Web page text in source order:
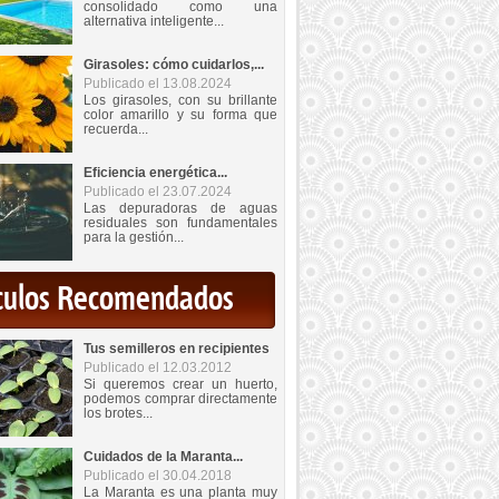
consolidado como una
alternativa inteligente...
Girasoles: cómo cuidarlos,...
Publicado el 13.08.2024
Los girasoles, con su brillante
color amarillo y su forma que
recuerda...
Eficiencia energética...
Publicado el 23.07.2024
Las depuradoras de aguas
residuales son fundamentales
para la gestión...
Recomendados
Tus semilleros en recipientes
Publicado el 12.03.2012
Si queremos crear un huerto,
podemos comprar directamente
los brotes...
Cuidados de la Maranta...
Publicado el 30.04.2018
La Maranta es una planta muy